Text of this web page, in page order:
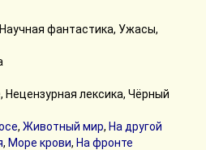
фантастика, Ужасы,
Нецензурная лексика, Чёрный
, Животный мир, На другой
, Море крови, На фронте